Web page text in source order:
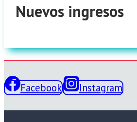
Nuevos ingresos
Facebook Instagram